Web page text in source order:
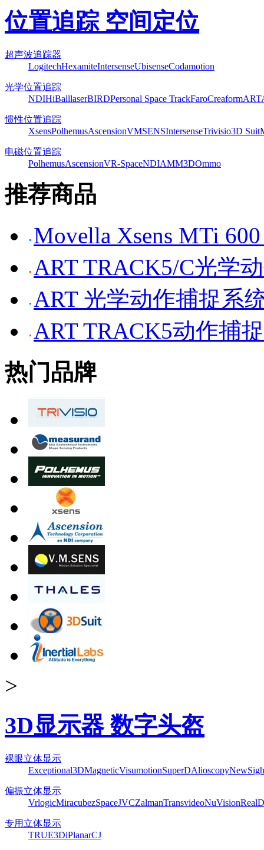
位置追踪 空间定位
超声波追踪器
LogitechHexamiteIntersenseUbisenseCodamotion
光学位置追踪
NDIHiBalllaserBIRDPersonal Space TrackFaroCreaformART
惯性位置追踪
XsensPolhemusAscensionVMSENSIntersenseTrivisio3D Suit
电磁位置追踪
PolhemusAscensionVR-SpaceNDIAMM3DOmmo
推荐商品
Movella Xsens MTi
ART TRACK5/C光学
ART 光学动作捕捉系
ART TRACK5动作捕
热门品牌
>
3D显示器 数字头盔
裸眼立体显示
Exceptional3DMagneticVisumotionSuperDAlioscopy
偏振立体显示
VrlogicMiracubezSpaceJVCZalmanTransvideoNuVisionRealD
专用立体显示
TRUE3DiPlanarCJ